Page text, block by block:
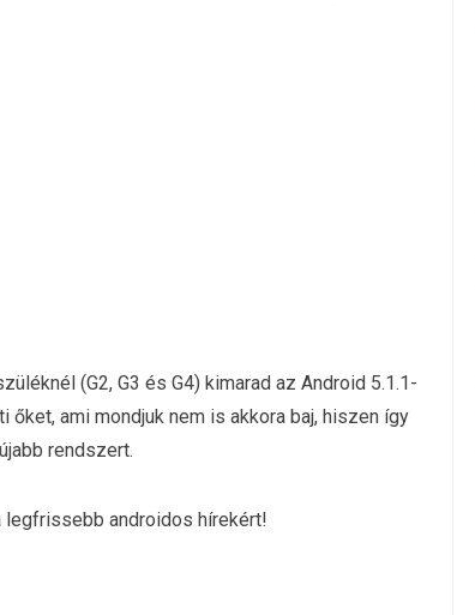
(G2, G3 és G4) kimarad az Android 5.1.1-
ami mondjuk nem is akkora baj, hiszen így
rendszert.
legfrissebb androidos hírekért!